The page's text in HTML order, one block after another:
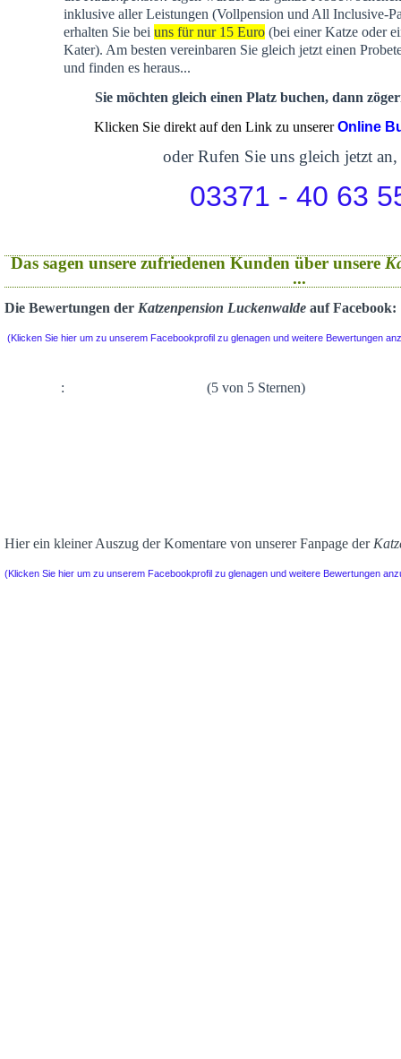
inklusive aller Leistungen (Vollpension und All Inclusive-
erhalten Sie bei uns für nur 15 Euro(bei einer Katze oder
Kater). Am besten vereinbaren Sie gleich jetzt einen
und finden es heraus...
Sie möchten gleich einen Platz buchen, dann
Klicken Sie direkt auf den Link zu unsererOnline
oder Rufen Sie uns gleich jetzt an,
03371 - 40 63
Das sagen unsere zufriedenen Kunden über unsere
...
Die Bewertungen der Katzenpension Luckenwalde auf Facebook:
(Klicken Sie hier um zu unserem Facebookprofil zu glenagen und weitere Bewertungen
: (5 von 5 Sternen)
Hier ein kleiner Auszug der Komentare von unserer Fanpage der
(Klicken Sie hier um zu unserem Facebookprofil zu glenagen und weitere Bewertungen